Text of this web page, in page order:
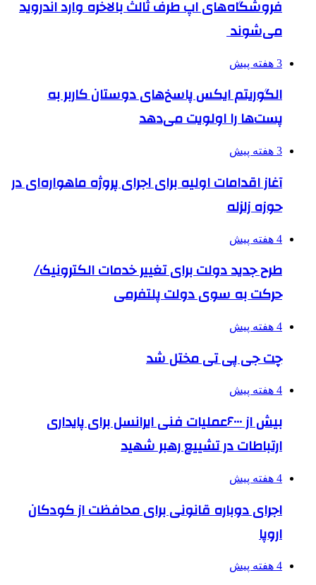
فروشگاه‌های اپ طرف ثالث بالاخره وارد اندروید
می‌شوند
3 هفته پیش
الگوریتم ایکس پاسخ‌های دوستان کاربر به
پست‌ها را اولویت می‌دهد
3 هفته پیش
آغاز اقدامات اولیه برای اجرای پروژه ماهواره‌ای در
حوزه زلزله
4 هفته پیش
طرح جدید دولت برای تغییر خدمات الکترونیک/
حرکت به سوی دولت پلتفرمی
4 هفته پیش
چت جی پی تی مختل شد
4 هفته پیش
بیش از ۶۰۰۰عملیات فنی ایرانسل برای پایداری
ارتباطات در تشییع رهبر شهید
4 هفته پیش
اجرای دوباره قانونی برای محافظت از کودکان
اروپا
4 هفته پیش